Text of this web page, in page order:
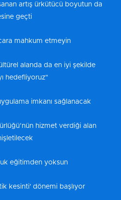
artış ürkütücü boyutun da
geçti
mahkum etmeyin
alanda da en iyi şekilde
hedefliyoruz"
imkanı sağlanacak
hizmet verdiği alan
eğitimden yoksun
kesinti' dönemi başlıyor